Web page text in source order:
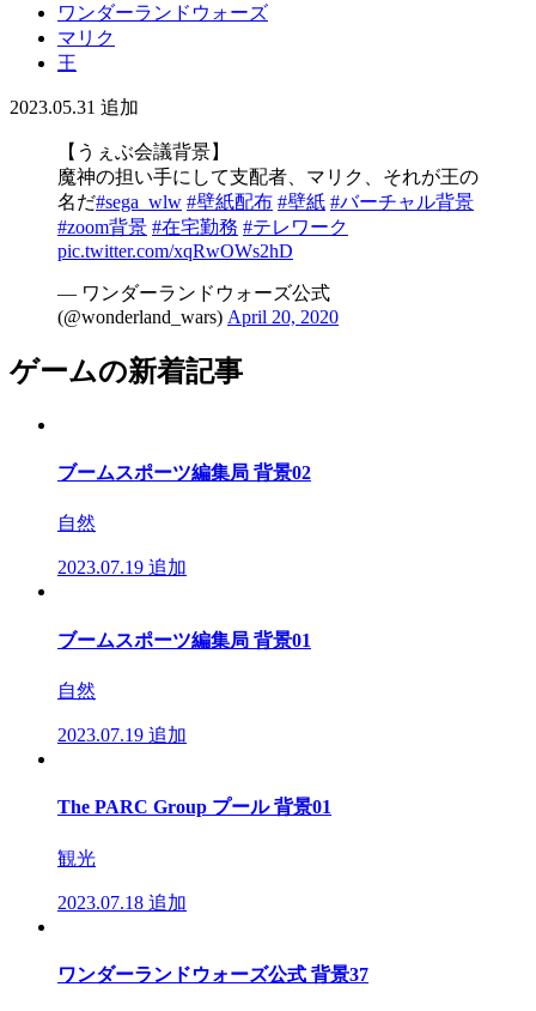
ワンダーランドウォーズ
マリク
王
2023.05.31 追加
【うぇぶ会議背景】
魔神の担い手にして支配者、マリク、それが王の
名だ#sega_wlw #壁紙配布 #壁紙 #バーチャル背景
#zoom背景 #在宅勤務 #テレワーク
pic.twitter.com/xqRwOWs2hD
— ワンダーランドウォーズ公式
(@wonderland_wars) April 20, 2020
ゲームの新着記事
ブームスポーツ編集局 背景02
自然
2023.07.19 追加
ブームスポーツ編集局 背景01
自然
2023.07.19 追加
The PARC Group プール 背景01
観光
2023.07.18 追加
ワンダーランドウォーズ公式 背景37